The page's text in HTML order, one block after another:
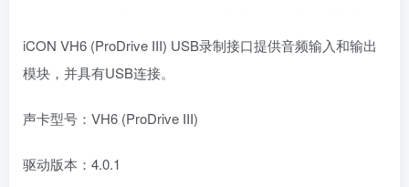
iCON VH6 (ProDrive III) USB录制接口提供音频输入和输出
模块，并具有USB连接。
声卡型号：VH6 (ProDrive III)
驱动版本：4.0.1